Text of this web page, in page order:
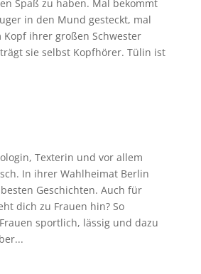
Spaß zu haben. Mal bekommt
in den Mund gesteckt, mal
ihrer großen Schwester
sie selbst Kopfhörer. Tülin ist
Texterin und vor allem
In ihrer Wahlheimat Berlin
Geschichten. Auch für
dich zu Frauen hin? So
sportlich, lässig und dazu